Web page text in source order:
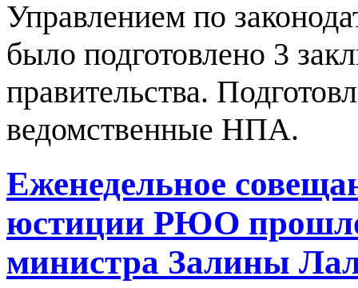
Управлением по
было подготовлено 3
правительства.
ведомственные НПА.
Еженедельное
юстиции РЮО прошло
министра Залины